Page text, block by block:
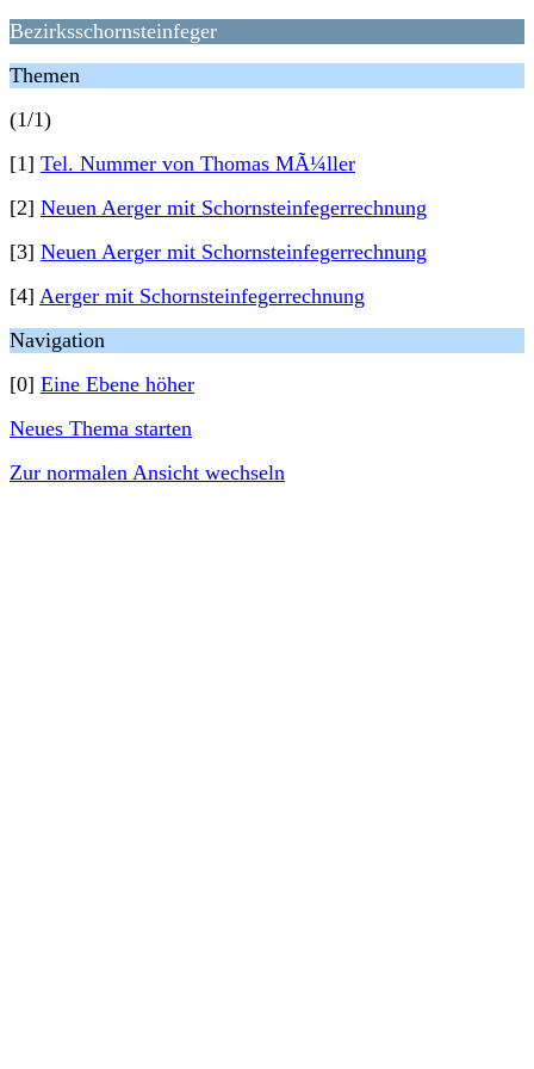
Bezirksschornsteinfeger
Themen
(1/1)
[1] Tel. Nummer von Thomas MÃ¼ller
[2] Neuen Aerger mit Schornsteinfegerrechnung
[3] Neuen Aerger mit Schornsteinfegerrechnung
[4] Aerger mit Schornsteinfegerrechnung
Navigation
[0] Eine Ebene höher
Neues Thema starten
Zur normalen Ansicht wechseln